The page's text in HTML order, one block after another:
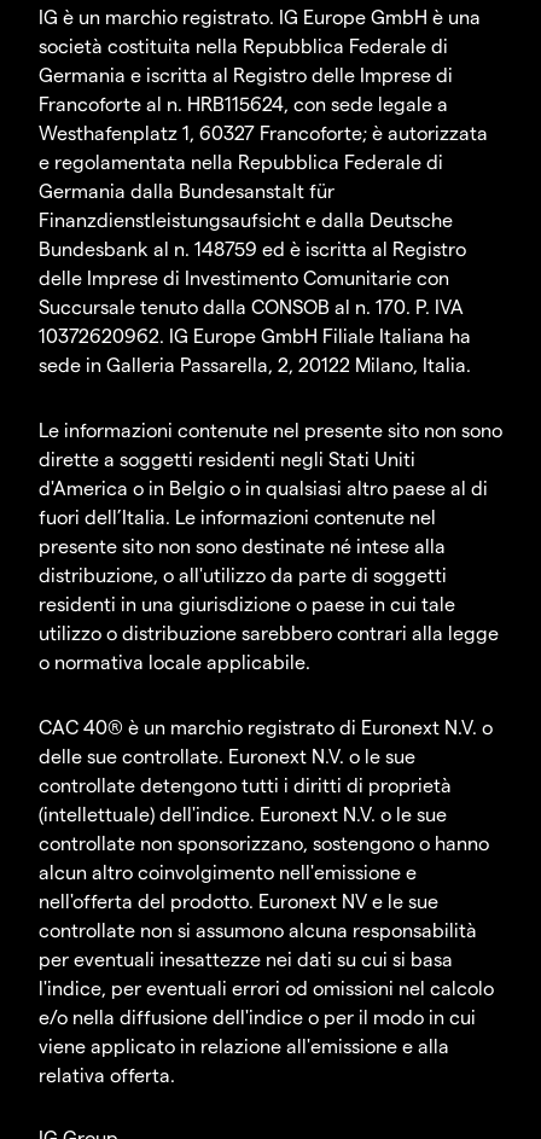
IG è un marchio registrato. IG Europe GmbH è una
società costituita nella Repubblica Federale di
Germania e iscritta al Registro delle Imprese di
Francoforte al n. HRB115624, con sede legale a
Westhafenplatz 1, 60327 Francoforte; è autorizzata
e regolamentata nella Repubblica Federale di
Germania dalla Bundesanstalt für
Finanzdienstleistungsaufsicht e dalla Deutsche
Bundesbank al n. 148759 ed è iscritta al Registro
delle Imprese di Investimento Comunitarie con
Succursale tenuto dalla CONSOB al n. 170. P. IVA
10372620962. IG Europe GmbH Filiale Italiana ha
sede in Galleria Passarella, 2, 20122 Milano, Italia.
Le informazioni contenute nel presente sito non sono
dirette a soggetti residenti negli Stati Uniti
d'America o in Belgio o in qualsiasi altro paese al di
fuori dell’Italia. Le informazioni contenute nel
presente sito non sono destinate né intese alla
distribuzione, o all'utilizzo da parte di soggetti
residenti in una giurisdizione o paese in cui tale
utilizzo o distribuzione sarebbero contrari alla legge
o normativa locale applicabile.
CAC 40® è un marchio registrato di Euronext N.V. o
delle sue controllate. Euronext N.V. o le sue
controllate detengono tutti i diritti di proprietà
(intellettuale) dell'indice. Euronext N.V. o le sue
controllate non sponsorizzano, sostengono o hanno
alcun altro coinvolgimento nell'emissione e
nell'offerta del prodotto. Euronext NV e le sue
controllate non si assumono alcuna responsabilità
per eventuali inesattezze nei dati su cui si basa
l'indice, per eventuali errori od omissioni nel calcolo
e/o nella diffusione dell'indice o per il modo in cui
viene applicato in relazione all'emissione e alla
relativa offerta.